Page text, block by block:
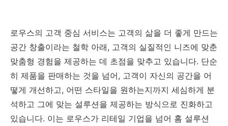
로우스의 고객 중심 서비스는 고객의 삶을 더 좋게 만드는
공간 창출이라는 철학 아래, 고객의 실질적인 니즈에 맞춘
맞춤형 경험을 제공하는 데 초점을 맞추고 있습니다. 단순
히 제품을 판매하는 것을 넘어, 고객이 자신의 공간을 어
떻게 개선하고, 어떤 스타일을 원하는지까지 세심하게 분
석하고 그에 맞는 설루션을 제공하는 방식으로 진화하고
있습니다. 이는 로우스가 리테일 기업을 넘어 홈 설루션